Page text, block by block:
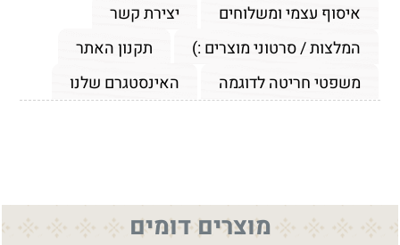
איסוף עצמי ומשלוחים
יצירת קשר
המלצות / סרטוני מוצרים :)
תקנון האתר
משפטי חריטה לדוגמה
האינסטגרם שלנו
מוצרים דומים